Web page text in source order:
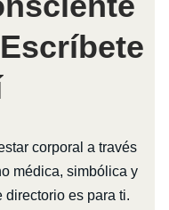
corporal a través
médica, simbólica y
es para ti.